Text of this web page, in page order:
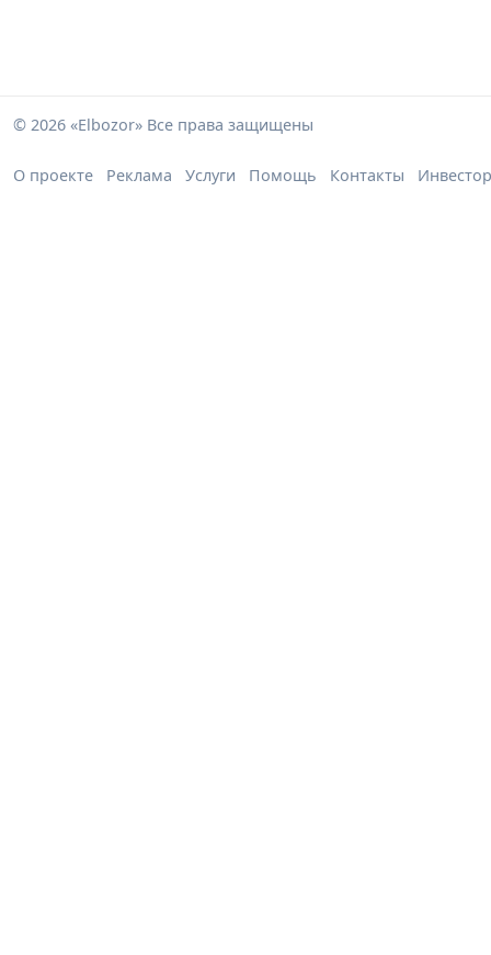
© 2026 «Elbozor» Все права защищены
О проекте Реклама Услуги Помощь Контакты